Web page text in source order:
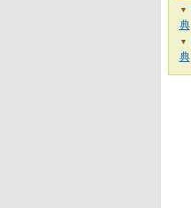
▼
典
▼
典